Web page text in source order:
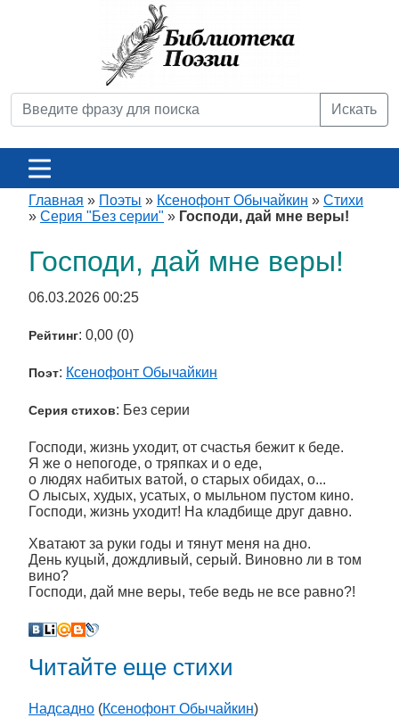
Искать
Главная » Поэты » Ксенофонт Обычайкин » Стихи
» Серия "Без серии" » Господи, дай мне веры!
Господи, дай мне веры!
06.03.2026 00:25
Рейтинг: 0,00 (0)
Поэт: Ксенофонт Обычайкин
Серия стихов: Без серии
Господи, жизнь уходит, от счастья бежит к беде.
Я же о непогоде, о тряпках и о еде,
о людях набитых ватой, о старых обидах, о...
О лысых, худых, усатых, о мыльном пустом кино.
Господи, жизнь уходит! На кладбище друг давно.
Хватают за руки годы и тянут меня на дно.
День куцый, дождливый, серый. Виновно ли в том
вино?
Господи, дай мне веры, тебе ведь не все равно?!
Читайте еще стихи
Надсадно (Ксенофонт Обычайкин)